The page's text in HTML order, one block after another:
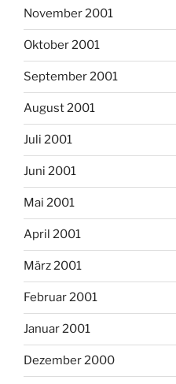
November 2001
Oktober 2001
September 2001
August 2001
Juli 2001
Juni 2001
Mai 2001
April 2001
März 2001
Februar 2001
Januar 2001
Dezember 2000